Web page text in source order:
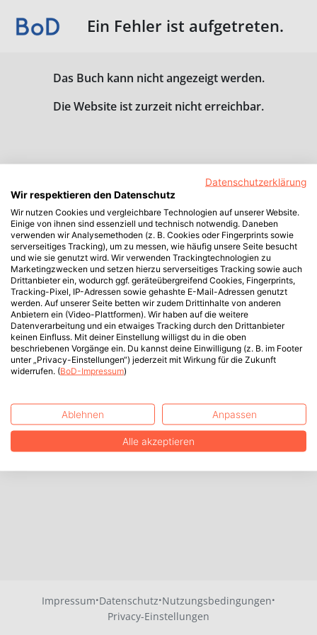
Ein Fehler ist aufgetreten.
Das Buch kann nicht angezeigt werden.
Die Website ist zurzeit nicht erreichbar.
Impressum·Datenschutz·Nutzungsbedingungen·
Privacy-Einstellungen
Datenschutzerklärung
Wir respektieren den Datenschutz
Wir nutzen Cookies und vergleichbare Technologien auf unserer Website.
Einige von ihnen sind essenziell und technisch notwendig. Daneben
verwenden wir Analysemethoden (z. B. Cookies oder Fingerprints sowie
serverseitiges Tracking), um zu messen, wie häufig unsere Seite besucht
und wie sie genutzt wird. Wir verwenden Trackingtechnologien zu
Marketingzwecken und setzen hierzu serverseitiges Tracking sowie auch
Drittanbieter ein, wodurch ggf. geräteübergreifend Cookies, Fingerprints,
Tracking-Pixel, IP-Adressen sowie gehashte E-Mail-Adressen genutzt
werden. Auf unserer Seite betten wir zudem Drittinhalte von anderen
Anbietern ein (Video-Plattformen). Wir haben auf die weitere
Datenverarbeitung und ein etwaiges Tracking durch den Drittanbieter
keinen Einfluss. Mit deiner Einstellung willigst du in die oben
beschriebenen Vorgänge ein. Du kannst deine Einwilligung (z. B. im Footer
unter „Privacy-Einstellungen“) jederzeit mit Wirkung für die Zukunft
widerrufen. (BoD-Impressum)
Ablehnen Anpassen
Alle akzeptieren